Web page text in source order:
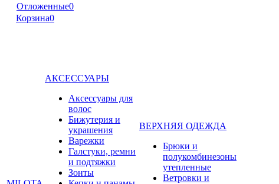
Отложенные0
Корзина0
АКСЕССУАРЫ
Аксессуары для
волос
Бижутерия и
украшения
Варежки
Галстуки, ремни
и подтяжки
Зонты
ВЕРХНЯЯ ОДЕЖДА
Брюки и
полукомбинезоны
утепленные
Ветровки и